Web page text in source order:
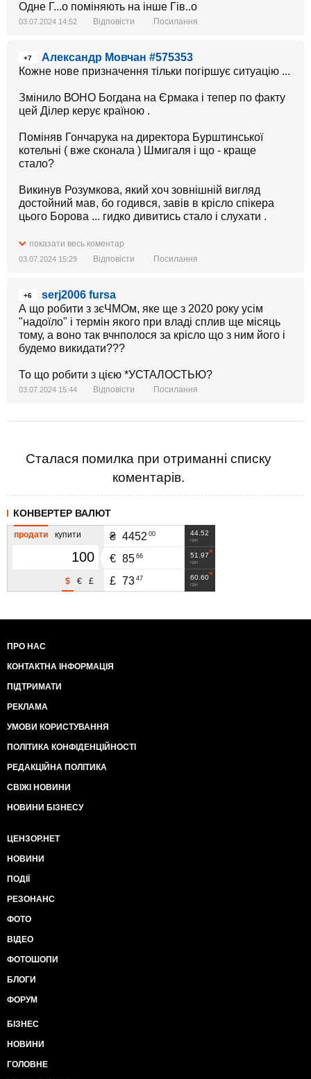
Одне Г...о поміняють на інше Гів..о
03.07.2024 14:52 Відповісти Посилання
+7
Александр Мовчан #575353
Кожне нове призначення тільки погіршує ситуацію ...
Змінило ВОНО Богдана на Єрмака і тепер по факту
цей Ділер керує країною .
Поміняв Гончарука на директора Бурштинської
котельні ( вже сконала ) Шмигаля і що - краще
стало?
Викинув Розумкова, який хоч зовнішній вигляд
достойний мав, бо годився, завів в крісло спікера
цього Борова ... гидко дивитись стало і слухати .
Був більш-менш нормальний Главком Залужний зі
своєю генеральскою командою, так ВОНО
і маємо Авдіївку, наступ Орди в Харківській області,
зруйновану тепло генерацію та гідрогенерацію ...
Був міністром оборони Резніков, корупціонер, але
трохи знався, як контактувати с західними
ісламіста з виглядом бойовика Хамасу та з його
родиною, що мешкає в Америці.
ЦІ вперто тягнуть скривавлену Україну до прірви під
задоволене мовчання лоха73%.
показати весь коментар
03.07.2024 15:29 Відповісти Посилання
+6
serj2006 fursa
А що робити з зєЧМОм, яке ще з 2020 року усім
"надоїло" і термін якого при владі сплив ще місяць
тому, а воно так вчнполося за крісло що з ним його і
будемо викидати???
То що робити з цією *УСТАЛОСТЬЮ?
03.07.2024 15:44 Відповісти Посилання
Сталася помилка при отриманні списку
коментарів.
КОНВЕРТЕР ВАЛЮТ
продати купити
£
€
$
44.52
грн
₴ 4452 00
51.97
грн
€ 85 66
60.60
грн
£ 73 47
ПРО НАС
КОНТАКТНА ІНФОРМАЦІЯ
ПІДТРИМАТИ
РЕКЛАМА
УМОВИ КОРИСТУВАННЯ
ПОЛІТИКА КОНФІДЕНЦІЙНОСТІ
РЕДАКЦІЙНА ПОЛІТИКА
СВІЖІ НОВИНИ
НОВИНИ БІЗНЕСУ
ЦЕНЗОР.НЕТ
НОВИНИ
ПОДІЇ
РЕЗОНАНС
ФОТО
ВІДЕО
ФОТОШОПИ
БЛОГИ
ФОРУМ
БІЗНЕС
НОВИНИ
ГОЛОВНЕ